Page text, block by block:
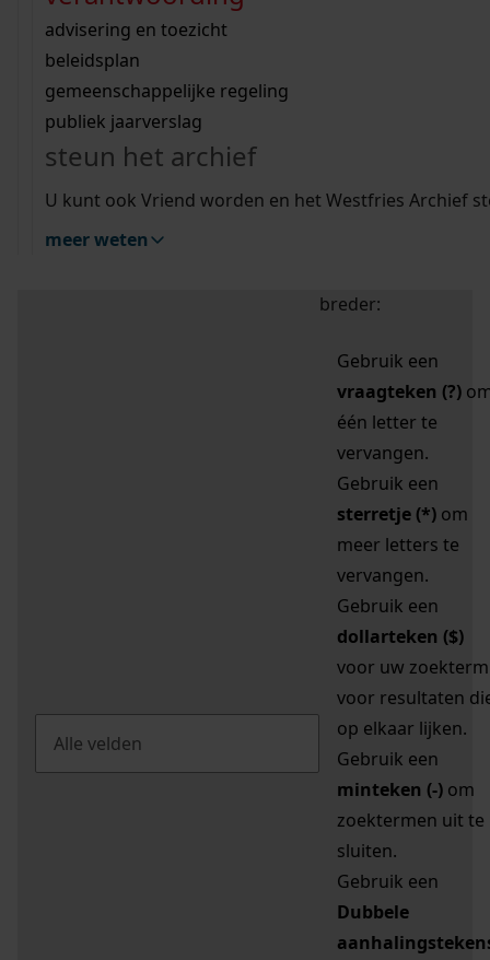
bouwvergunningen
omgevingsvergunningen
vergunningen
beeld en geluid
uitleg nodig?
Wij helpen u op weg met een aantal zoektips.
bekijk alle zoektips
Wij helpen u op weg met een aantal zoektips.
bekijk alle zoektips
bekijk ons geschiedenislokaal
advisering en toezicht
beleidsplan
gemeenschappelijke regeling
publiek jaarverslag
steun het archief
U kunt ook Vriend worden en het Westfries Archief
meer weten
zoektips
Mijn Studiezaal (inloggen)
uw zoekopdracht te
breder:
Gebruik een
vraagteken (?)
één letter te
vervangen.
Gebruik een
sterretje (*) om
meer letters te
vervangen.
Gebruik een
dollarteken ($)
voor uw zoekterm
voor resultaten
op elkaar lijken.
Gebruik een
minteken (-) om
zoektermen uit te
sluiten.
Gebruik een
Dubbele